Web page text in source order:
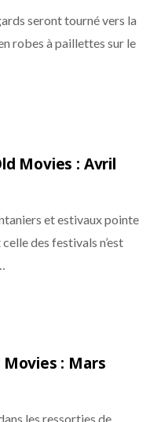
seront tourné vers la
robes à paillettes sur le
Movies : Avril
et estivaux pointe
des festivals n’est
Movies : Mars
les ressorties de